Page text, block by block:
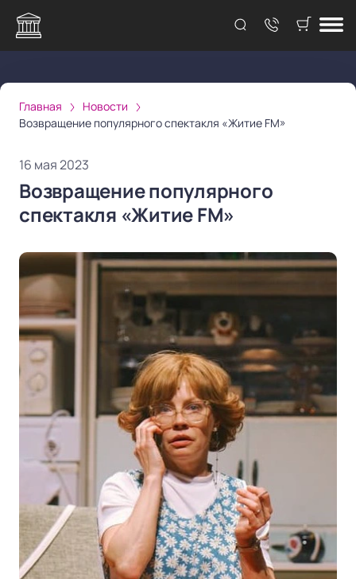
Главная
Новости
Возвращение популярного спектакля «Житие FM»
16 мая 2023
Возвращение популярного
спектакля «Житие FM»